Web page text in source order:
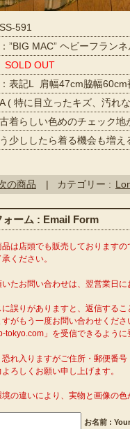
591
”BIG MAC” ヘビーフラン
SOLD OUT
表記L 肩幅47cm脇幅60cm
( 特に目立ったキズ、汚れ
着らしい色めのチェック地
ししたら着る機会も増え
の商品
| カテゴリー :
ォーム : Email Form
品は店頭でも販売しております
ください。
いたお問い合わせは、翌営業日
に誤りがありますと、返信する
がもう一度お問い合わせくだ
tokyo.com」を受信できるように
恐れ入りますがご住所・郵便番
ろしくお願い申し上げます。
境の違いにより、実物と画像の
お名前 :